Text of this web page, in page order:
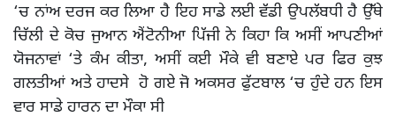
‘ਚ ਨਾਂਅ ਦਰਜ ਕਰ ਲਿਆ ਹੈ ਇਹ ਸਾਡੇ ਲਈ ਵੱਡੀ ਉਪਲੱਬਧੀ ਹੈ ਉੱਥੇ
ਚਿੱਲੀ ਦੇ ਕੋਚ ਜੁਆਨ ਐਂਟੋਨੀਆ ਪਿੱਜੀ ਨੇ ਕਿਹਾ ਕਿ ਅਸੀਂ ਆਪਣੀਆਂ
ਯੋਜਨਾਵਾਂ ‘ਤੇ ਕੰਮ ਕੀਤਾ, ਅਸੀਂ ਕਈ ਮੌਕੇ ਵੀ ਬਣਾਏ ਪਰ ਫਿਰ ਕੁਝ
ਗਲਤੀਆਂ ਅਤੇ ਹਾਦਸੇ ਹੋ ਗਏ ਜੋ ਅਕਸਰ ਫੁੱਟਬਾਲ ‘ਚ ਹੁੰਦੇ ਹਨ ਇਸ
ਵਾਰ ਸਾਡੇ ਹਾਰਨ ਦਾ ਮੌਕਾ ਸੀ